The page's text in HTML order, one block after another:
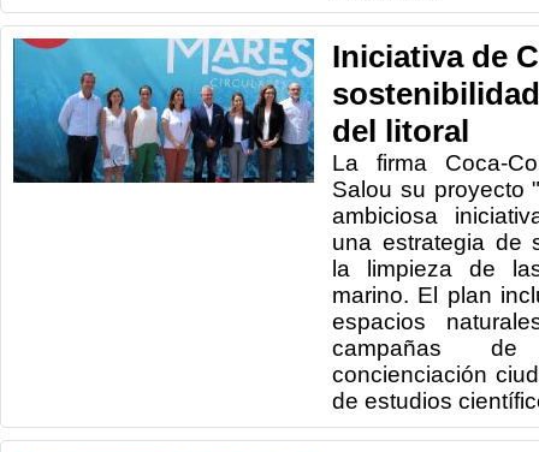
Iniciativa de
del litoral
La firma Coca-
Salou su proyecto
ambiciosa
una estrategia de
la limpieza de
marino. El plan
espacios
campañas
concienciación
de estudios